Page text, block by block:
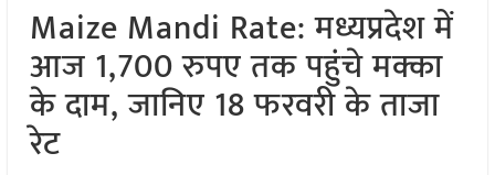
Maize Mandi Rate: मध्यप्रदेश में
आज 1,700 रुपए तक पहुंचे मक्का
के दाम, जानिए 18 फरवरी के ताजा
रेट